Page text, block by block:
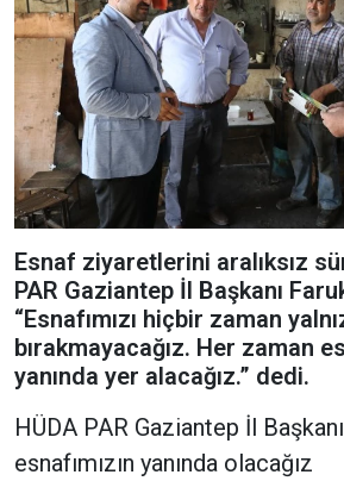
Esnaf ziyaretlerini aralıksız
PAR Gaziantep İl Başkanı
“Esnafımızı hiçbir zaman
bırakmayacağız. Her zaman
yanında yer alacağız.” dedi.
HÜDA PAR Gaziantep İl
esnafımızın yanında olacağız